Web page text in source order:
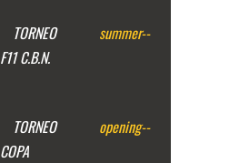
TORNEO
F11 C.B.N.
summer--
TORNEO
COPA
opening--